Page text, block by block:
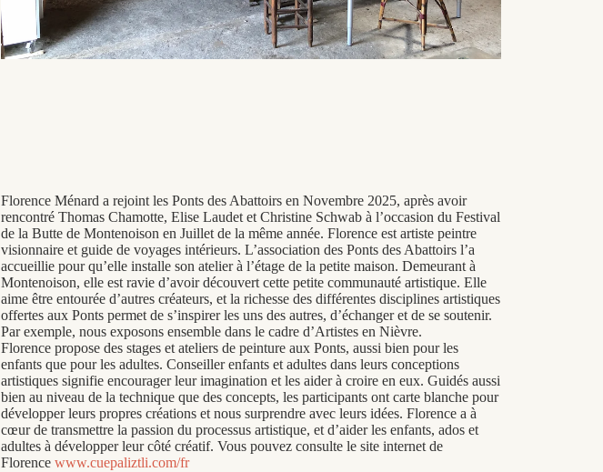
Florence Ménard a rejoint les Ponts des Abattoirs en Novembre 2025, après avoir
rencontré Thomas Chamotte, Elise Laudet et Christine Schwab à l’occasion du Festival
de la Butte de Montenoison en Juillet de la même année. Florence est artiste peintre
visionnaire et guide de voyages intérieurs. L’association des Ponts des Abattoirs l’a
accueillie pour qu’elle installe son atelier à l’étage de la petite maison. Demeurant à
Montenoison, elle est ravie d’avoir découvert cette petite communauté artistique. Elle
aime être entourée d’autres créateurs, et la richesse des différentes disciplines artistiques
offertes aux Ponts permet de s’inspirer les uns des autres, d’échanger et de se soutenir.
Par exemple, nous exposons ensemble dans le cadre d’Artistes en Nièvre.
Florence propose des stages et ateliers de peinture aux Ponts, aussi bien pour les
enfants que pour les adultes. Conseiller enfants et adultes dans leurs conceptions
artistiques signifie encourager leur imagination et les aider à croire en eux. Guidés aussi
bien au niveau de la technique que des concepts, les participants ont carte blanche pour
développer leurs propres créations et nous surprendre avec leurs idées. Florence a à
cœur de transmettre la passion du processus artistique, et d’aider les enfants, ados et
adultes à développer leur côté créatif. Vous pouvez consulte le site internet de
Florence www.cuepaliztli.com/fr